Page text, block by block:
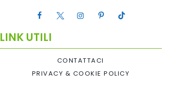
LINK UTILI
CONTATTACI
PRIVACY & COOKIE POLICY